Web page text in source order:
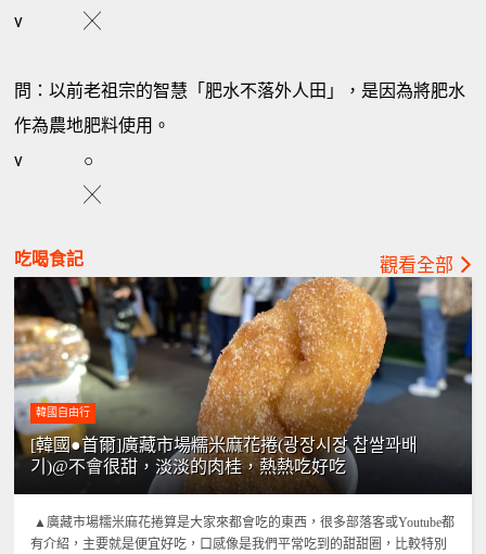
v
╳
問：以前老祖宗的智慧「肥水不落外人田」，是因為將肥水
作為農地肥料使用。
v
○
╳
吃喝食記 觀看全部
韓國自由行
[韓國●首爾]廣藏市場糯米麻花捲(광장시장 찹쌀꽈배
기)@不會很甜，淡淡的肉桂，熱熱吃好吃
▲廣藏市場糯米麻花捲算是大家來都會吃的東西，很多部落客或Youtube都
有介紹，主要就是便宜好吃，口感像是我們平常吃到的甜甜圈，比較特別